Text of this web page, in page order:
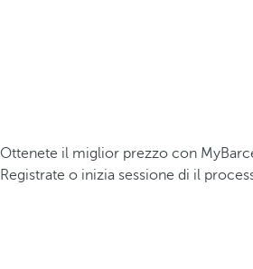
Ottenete il miglior prezzo con
Registrate o inizia sessione di il